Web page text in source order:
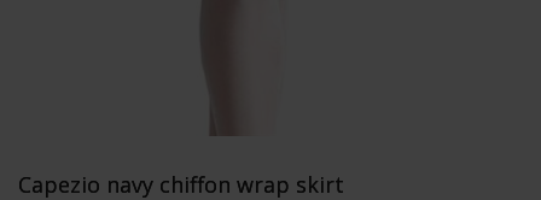
Capezio navy chiffon wrap skirt